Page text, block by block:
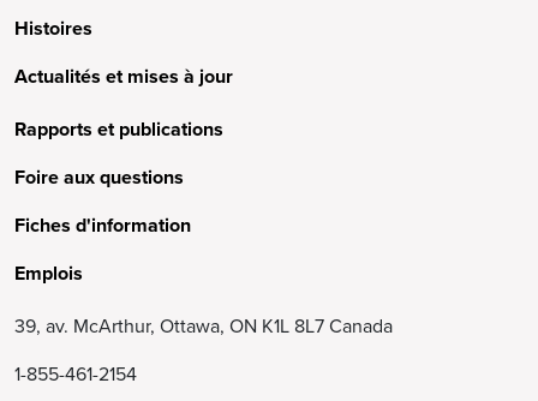
Histoires
Actualités et mises à jour
Rapports et publications
Foire aux questions
Fiches d'information
Emplois
39, av. McArthur, Ottawa, ON K1L 8L7 Canada
1-855-461-2154